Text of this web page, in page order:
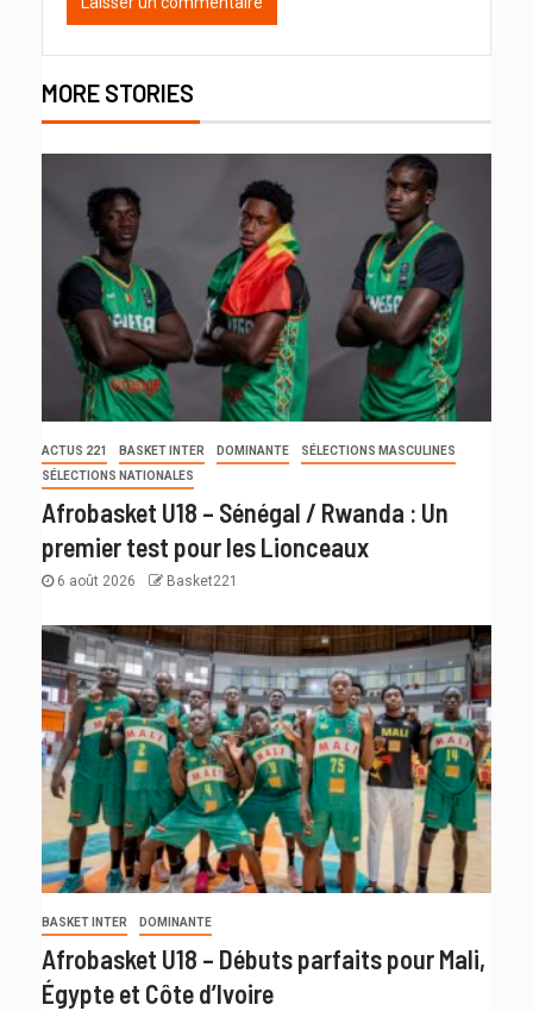
MORE STORIES
ACTUS 221 BASKET INTER DOMINANTE
SÉLECTIONS MASCULINES
SÉLECTIONS NATIONALES
Afrobasket U18 – Sénégal / Rwanda : Un
premier test pour les Lionceaux
6 août 2026 Basket221
BASKET INTER DOMINANTE
Afrobasket U18 – Débuts parfaits pour Mali,
Égypte et Côte d’Ivoire